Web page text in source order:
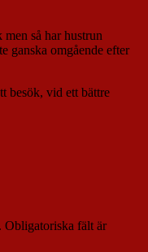
men så har hustrun
ganska omgående efter
besök, vid ett bättre
Obligatoriska fält är